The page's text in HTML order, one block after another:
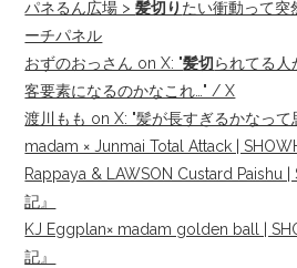
パネるん広場 >髪切り たい衝動って突
ーチパネル
おずのおっさん on X: "髪切られてる
客要素になるのかなこれ…" / X
渡川もも on X: "髪が長すぎるかなって
madam × Junmai Total Attack |
Rappaya & LAWSON Custard Paishu |
記』
KJ Eggplan× madam golden ball |
記』